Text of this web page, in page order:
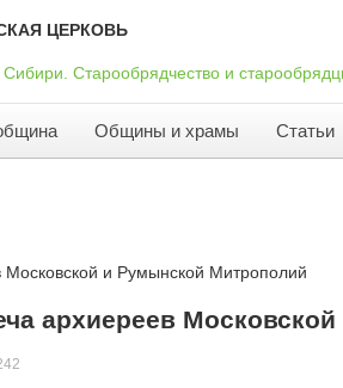
ЦЕРКОВЬ
Общины и храмы Статьи
Московской и Румынской Митрополий
архиереев